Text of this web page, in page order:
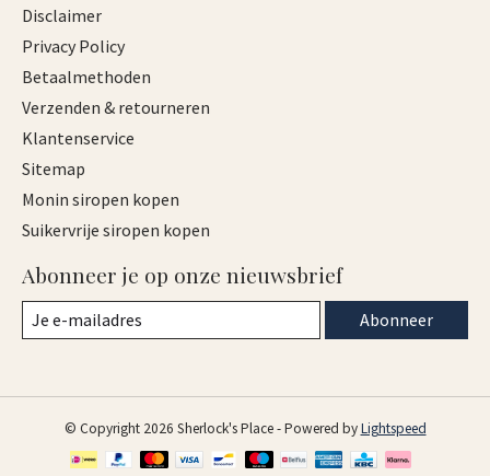
Disclaimer
Privacy Policy
Betaalmethoden
Verzenden & retourneren
Klantenservice
Sitemap
Monin siropen kopen
Suikervrije siropen kopen
Abonneer je op onze nieuwsbrief
Abonneer
© Copyright 2026 Sherlock's Place - Powered byLightspeed